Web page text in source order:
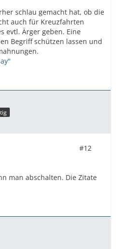
schlau gemacht hat, ob die
auch für Kreuzfahrten
evtl. Ärger geben. Eine
Begriff schützen lassen und
#12
man abschalten. Die Zitate